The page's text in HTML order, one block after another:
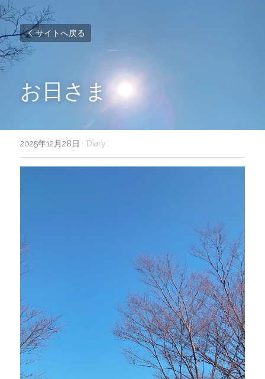
サイトへ戻る
お日さま
2025年12月28日 · Diary